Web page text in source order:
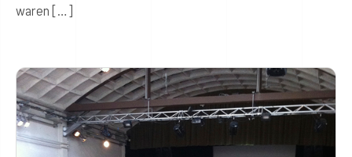
waren […]